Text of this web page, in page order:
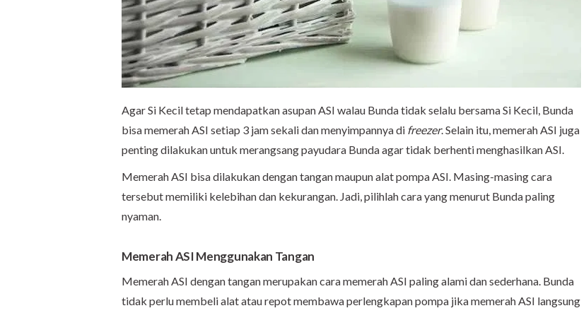
Agar Si Kecil tetap mendapatkan asupan ASI walau Bunda tidak selalu bersama Si Kecil, Bunda
bisa memerah ASI setiap 3 jam sekali dan menyimpannya di freezer. Selain itu, memerah ASI juga
penting dilakukan untuk merangsang payudara Bunda agar tidak berhenti menghasilkan ASI.
Memerah ASI bisa dilakukan dengan tangan maupun alat pompa ASI. Masing-masing cara
tersebut memiliki kelebihan dan kekurangan. Jadi, pilihlah cara yang menurut Bunda paling
nyaman.
Memerah ASI Menggunakan Tangan
Memerah ASI dengan tangan merupakan cara memerah ASI paling alami dan sederhana. Bunda
tidak perlu membeli alat atau repot membawa perlengkapan pompa jika memerah ASI langsung